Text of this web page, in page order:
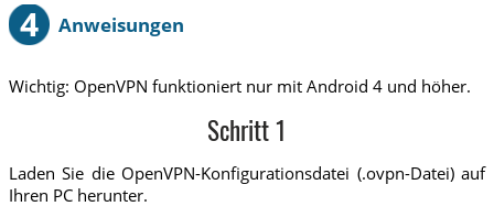
4 Anweisungen
Wichtig: OpenVPN funktioniert nur mit Android 4 und höher.
Schritt 1
Laden Sie die OpenVPN-Konfigurationsdatei (.ovpn-Datei) auf
Ihren PC herunter.